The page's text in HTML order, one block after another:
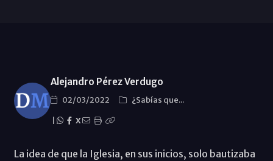
Alejandro Pérez Verdugo
02/03/2022
¿Sabías que...
X
La idea de que la Iglesia, en sus inicios, solo bautizaba